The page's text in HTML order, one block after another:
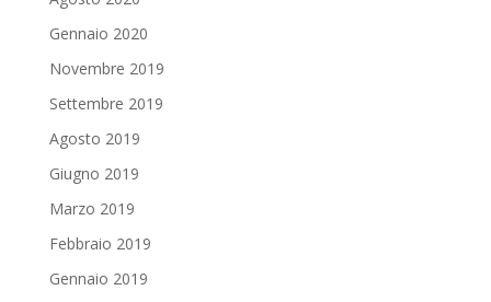
Gennaio 2020
Novembre 2019
Settembre 2019
Agosto 2019
Giugno 2019
Marzo 2019
Febbraio 2019
Gennaio 2019